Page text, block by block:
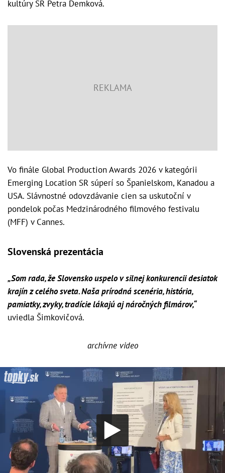
kultúry SR Petra Demková.
Vo finále Global Production Awards 2026 v kategórii
Emerging Location SR súperí so Španielskom, Kanadou a
USA. Slávnostné odovzdávanie cien sa uskutoční v
pondelok počas Medzinárodného filmového festivalu
(MFF) v Cannes.
Slovenská prezentácia
„Som rada, že Slovensko uspelo v silnej konkurencii desiatok
krajín z celého sveta. Naša prírodná scenéria, história,
pamiatky, zvyky, tradície lákajú aj náročných filmárov,“
uviedla Šimkovičová.
archívne video